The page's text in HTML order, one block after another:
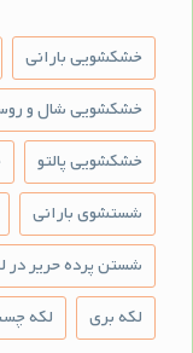
خشکشویی بارانی
خشکشویی شال و
خشکشویی پالتو
شستشوی بارانی
شستن پرده حریر در
لکه بری
لکه